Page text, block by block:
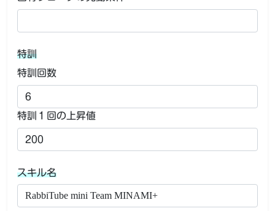
特訓
特訓回数
特訓１回の上昇値
スキル名